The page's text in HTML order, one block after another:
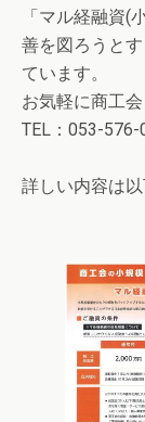
「マル経融資(
善を図ろうと
ています。
お気軽に商工
TEL：053-576-
詳しい内容は